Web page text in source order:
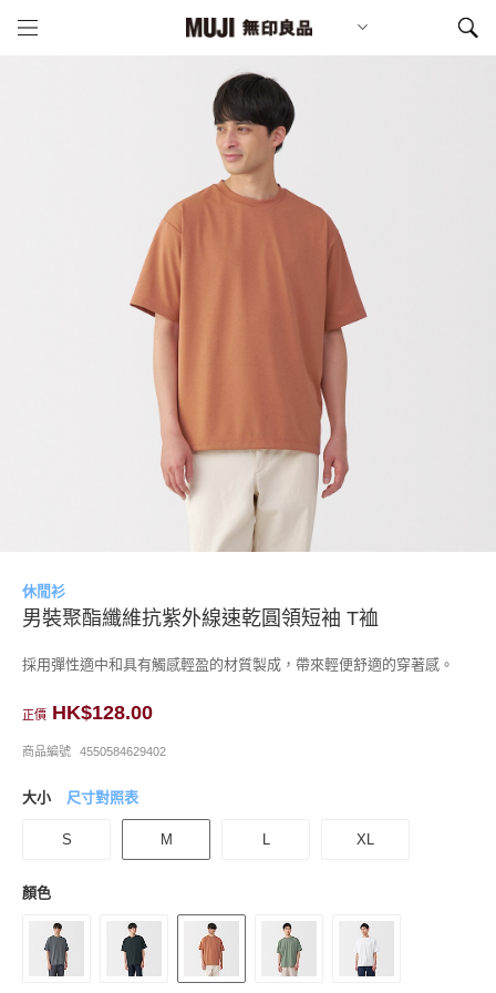
休閒衫
男裝聚酯纖維抗紫外線速乾圓領短袖 T裇
採用彈性適中和具有觸感輕盈的材質製成，帶來輕便舒適的穿著感。
正價 HK$128.00
商品編號 4550584629402
大小 尺寸對照表
S M L XL
顏色